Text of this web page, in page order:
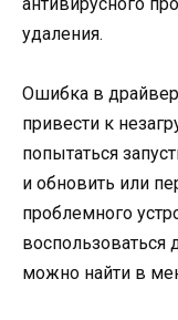
удаления.
Ошибка в
привести к
попытаться
и обновить или
проблемного
воспользоваться
можно найти в